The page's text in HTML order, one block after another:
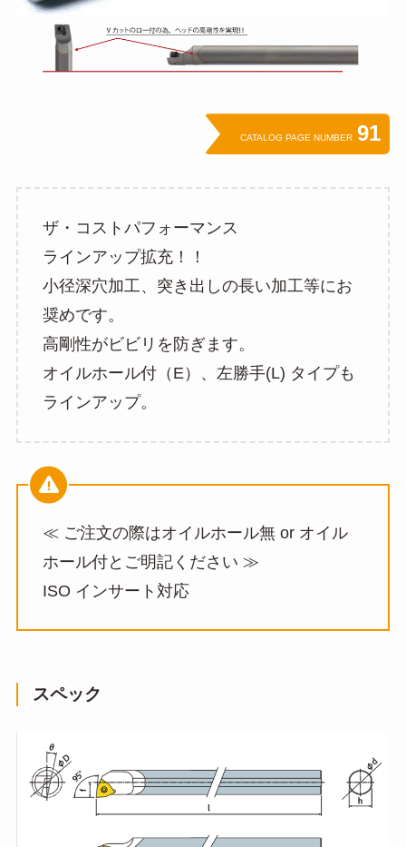
CATALOG PAGE NUMBER 91
ザ・コストパフォーマンス
ラインアップ拡充！！
小径深穴加工、突き出しの長い加工等にお
奨めです。
高剛性がビビリを防ぎます。
オイルホール付（E）、左勝手(L) タイプも
ラインアップ。
≪ ご注文の際はオイルホール無 or オイル
ホール付とご明記ください ≫
ISO インサート対応
スペック